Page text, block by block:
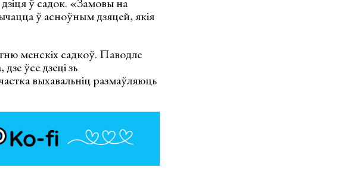
ў асноўным дзяцей, якія
менскіх садкоў. Паводле
ўсе дзеці зь
выхавальніц размаўляюць